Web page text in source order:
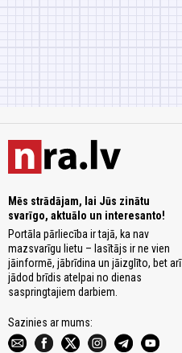
Mēs strādājam, lai Jūs zinātu
svarīgo, aktuālo un interesanto!
Portāla pārliecība ir tajā, ka nav
mazsvarīgu lietu – lasītājs ir ne vien
jāinformē, jābrīdina un jāizglīto, bet arī
jādod brīdis atelpai no dienas
saspringtajiem darbiem.
Sazinies ar mums: